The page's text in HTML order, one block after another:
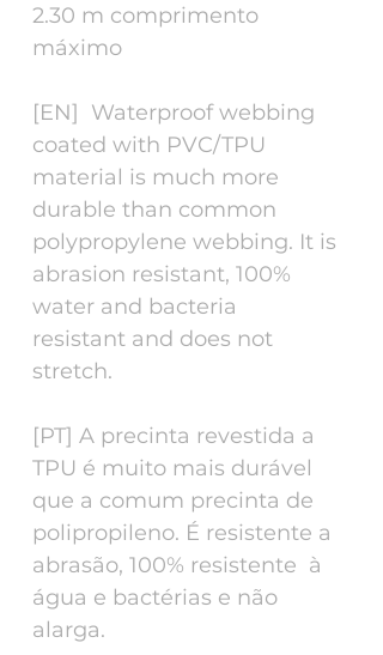
2.30 m comprimento
máximo
[EN] Waterproof webbing
coated with PVC/TPU
material is much more
durable than common
polypropylene webbing. It is
abrasion resistant, 100%
water and bacteria
resistant and does not
stretch.
[PT] A precinta revestida a
TPU é muito mais durável
que a comum precinta de
polipropileno. É resistente a
abrasão, 100% resistente à
água e bactérias e não
alarga.